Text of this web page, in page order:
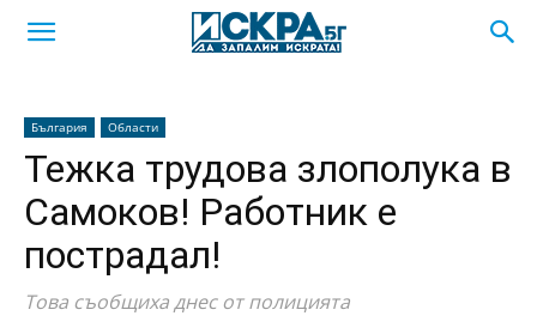
България Области
Тежка трудова злополука в
Самоков! Работник е
пострадал!
Това съобщиха днес от полицията